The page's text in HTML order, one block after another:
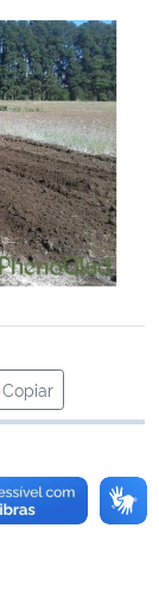
Copiar
para área de